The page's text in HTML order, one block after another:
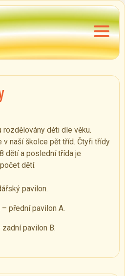
děti dle věku.
v naší školce pět tříd. Čtyři třídy
dětí a poslední třída je
dětí.
pavilon.
– přední pavilon A.
zadní pavilon B.